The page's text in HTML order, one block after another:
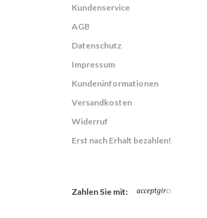
Kundenservice
AGB
Datenschutz
Impressum
Kundeninformationen
Versandkosten
Widerruf
Erst nach Erhalt bezahlen!
Zahlen Sie mit: